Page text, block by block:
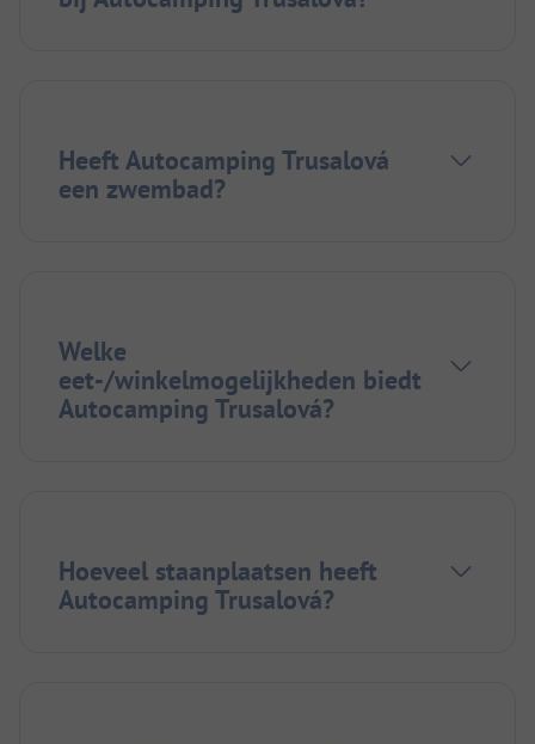
Heeft Autocamping Trusalová
een zwembad?
Welke
eet-/winkelmogelijkheden biedt
Autocamping Trusalová?
Hoeveel staanplaatsen heeft
Autocamping Trusalová?